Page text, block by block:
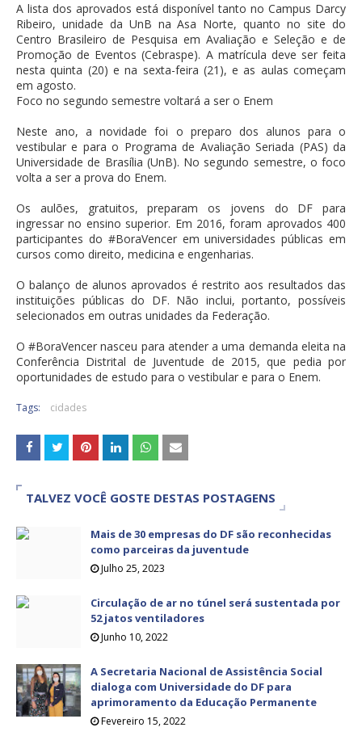
A lista dos aprovados está disponível tanto no Campus Darcy
Ribeiro, unidade da UnB na Asa Norte, quanto no site do
Centro Brasileiro de Pesquisa em Avaliação e Seleção e de
Promoção de Eventos (Cebraspe). A matrícula deve ser feita
nesta quinta (20) e na sexta-feira (21), e as aulas começam
em agosto.
Foco no segundo semestre voltará a ser o Enem
Neste ano, a novidade foi o preparo dos alunos para o
vestibular e para o Programa de Avaliação Seriada (PAS) da
Universidade de Brasília (UnB). No segundo semestre, o foco
volta a ser a prova do Enem.
Os aulões, gratuitos, preparam os jovens do DF para
ingressar no ensino superior. Em 2016, foram aprovados 400
participantes do #BoraVencer em universidades públicas em
cursos como direito, medicina e engenharias.
O balanço de alunos aprovados é restrito aos resultados das
instituições públicas do DF. Não inclui, portanto, possíveis
selecionados em outras unidades da Federação.
O #BoraVencer nasceu para atender a uma demanda eleita na
Conferência Distrital de Juventude de 2015, que pedia por
oportunidades de estudo para o vestibular e para o Enem.
Tags: cidades
TALVEZ VOCÊ GOSTE DESTAS POSTAGENS
Mais de 30 empresas do DF são reconhecidas
como parceiras da juventude
Julho 25, 2023
Circulação de ar no túnel será sustentada por
52 jatos ventiladores
Junho 10, 2022
A Secretaria Nacional de Assistência Social
dialoga com Universidade do DF para
aprimoramento da Educação Permanente
Fevereiro 15, 2022